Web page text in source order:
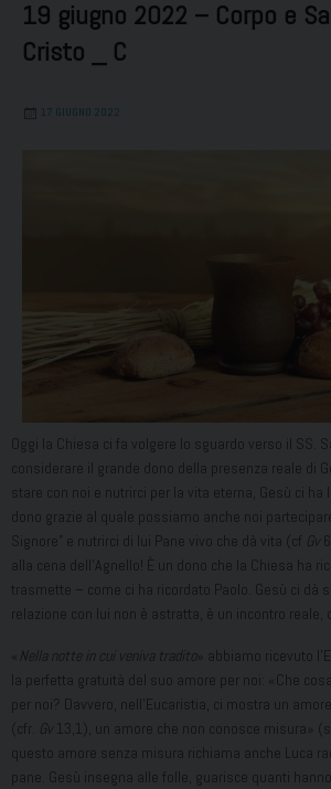
19 giugno 2022 – Corpo e
Cristo _ C
17 GIUGNO 2022
Oggi la Chiesa ci fa volgere lo sguardo verso il SS.
considerare il grande dono della presenza reale di
stare con noi e nutrirci per la vita eterna, Gesù ci
dono grazie al quale possiamo anche noi
Signore” e nutrirci di lui Pane vivo che dà vita (cf Gv
alla cena dell’Agnello! È un dono che la Chiesa ha
trasmette – come ci ha ricordato Paolo. Gesù ci dà
relazione con lui non è astratta, è un incontro reale,
Nella notte in cui veniva tradito
» abbiamo ricevuto
la perfetta gratuità del suo amore per noi: «Che
per noi? Davvero, nell’Eucaristia, ci mostra un
(cfr. Gv
13,1), un amore che non conosce misura»
questo amore senza misura richiama anche Luca
pane. Gesù insegna alle folle, guarisce quanti